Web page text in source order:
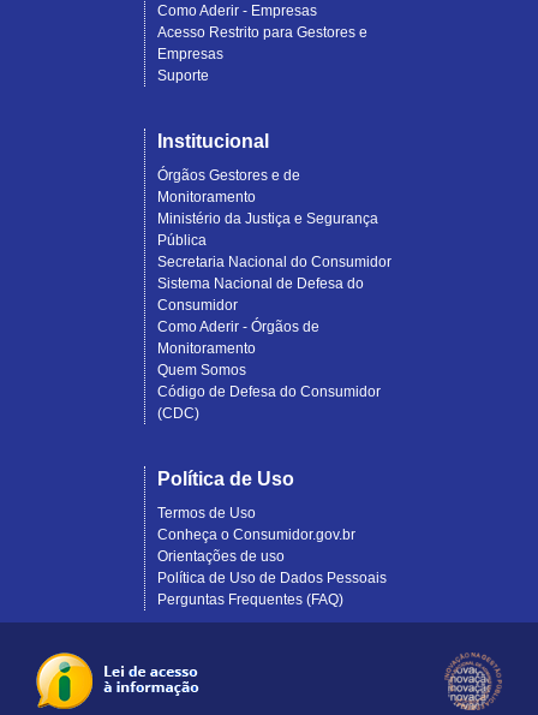
Como Aderir - Empresas
Acesso Restrito para Gestores e
Empresas
Suporte
Institucional
Órgãos Gestores e de
Monitoramento
Ministério da Justiça e Segurança
Pública
Secretaria Nacional do Consumidor
Sistema Nacional de Defesa do
Consumidor
Como Aderir - Órgãos de
Monitoramento
Quem Somos
Código de Defesa do Consumidor
(CDC)
Política de Uso
Termos de Uso
Conheça o Consumidor.gov.br
Orientações de uso
Política de Uso de Dados Pessoais
Perguntas Frequentes (FAQ)